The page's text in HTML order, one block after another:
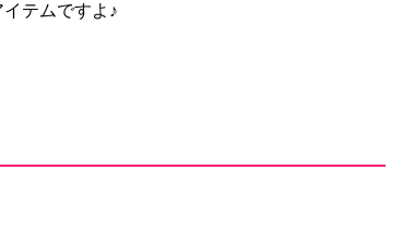
テムですよ♪